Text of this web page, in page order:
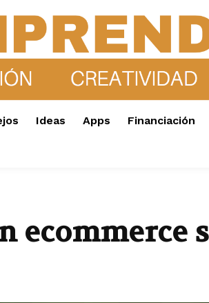
Ideas Apps Financiación
ecommerce